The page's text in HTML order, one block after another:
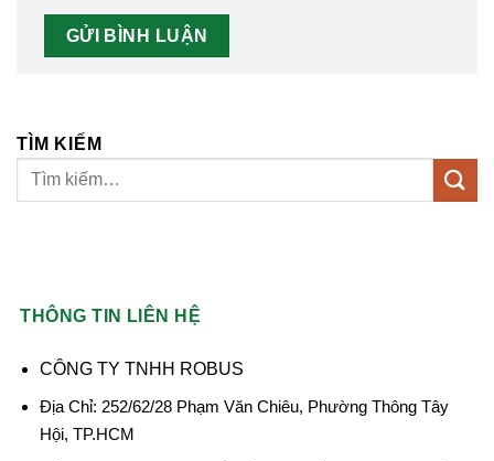
TÌM KIẾM
THÔNG TIN LIÊN HỆ
CÔNG TY TNHH ROBUS
Địa Chỉ: 252/62/28 Phạm Văn Chiêu, Phường Thông Tây
Hội, TP.HCM